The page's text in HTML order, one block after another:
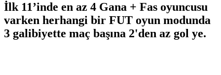
İlk 11’inde en az 4 Gana + Fas oyuncusu
varken herhangi bir FUT oyun modunda
3 galibiyette maç başına 2'den az gol ye.